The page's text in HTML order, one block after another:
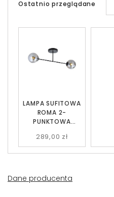
Ostatnio przeglądane
LAMPA SUFITOWA
ROMA 2-
PUNKTOWA
GRAFITOWA EMIBIG
289,00 zł
Dane producenta